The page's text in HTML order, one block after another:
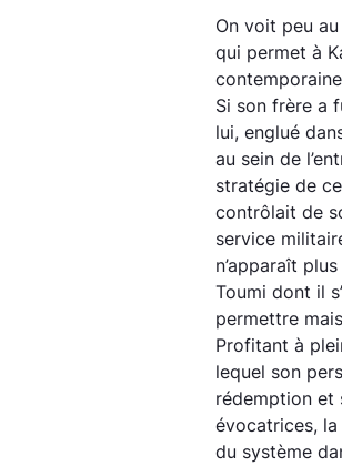
On voit peu
qui permet à
Si son frère a
lui, englué
au sein de
stratégie de
contrôlait de
service
n’apparaît
Toumi dont il
permettre
Profitant à
lequel son
rédemption et
évocatrices,
du système